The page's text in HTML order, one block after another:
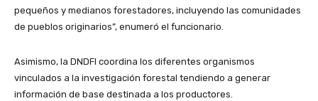
pequeños y medianos forestadores, incluyendo las comunidades
de pueblos originarios”, enumeró el funcionario.
Asimismo, la DNDFI coordina los diferentes organismos
vinculados a la investigación forestal tendiendo a generar
información de base destinada a los productores.